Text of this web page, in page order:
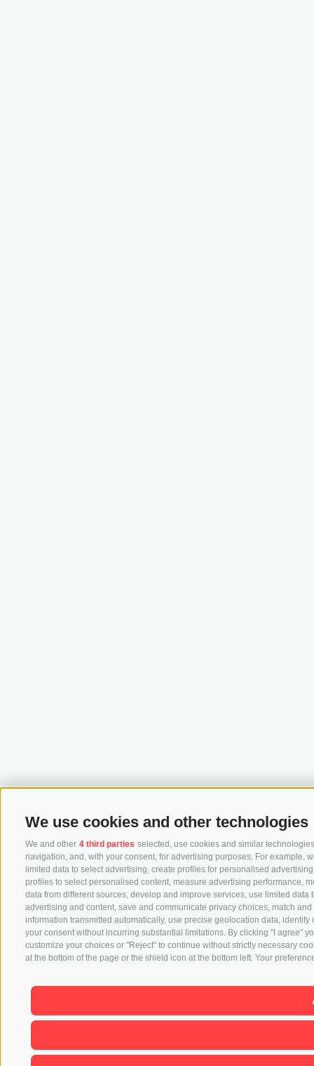
We use cookies and other technologies
We and other 4 third parties selected, use cookies and similar
navigation, and, with your consent, for advertising purposes. For example,
limited data to select advertising, create profiles for personalised
profiles to select personalised content, measure advertising performance,
data from different sources, develop and improve services, use limited
advertising and content, save and communicate privacy choices, match
information transmitted automatically, use precise geolocation data,
your consent without incurring substantial limitations. By clicking "I agree"
customize your choices or "Reject" to continue without strictly necessary
at the bottom of the page or the shield icon at the bottom left. Your